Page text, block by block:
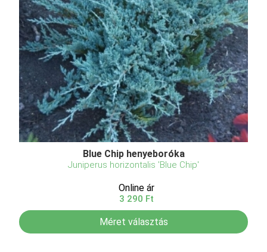
Blue Chip henyeboróka
Juniperus horizontalis 'Blue Chip'
Online ár
3 290 Ft
Méret választás